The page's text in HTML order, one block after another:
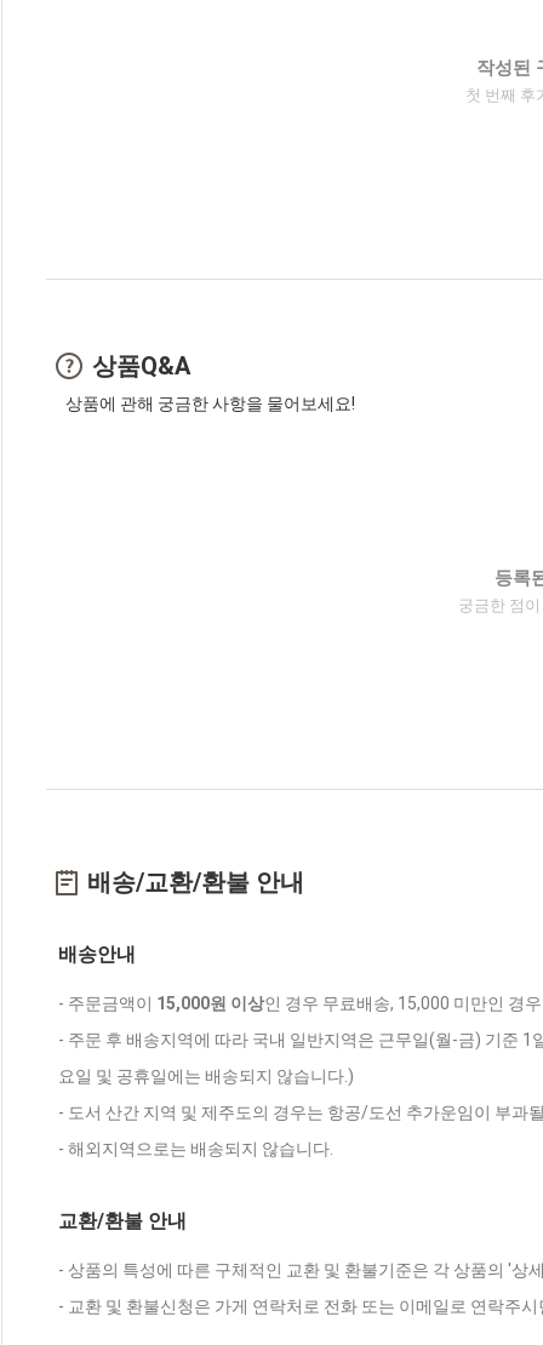
작성된
첫 번째 후
상품Q&A
상품에 관해 궁금한 사항을 물어보세요!
등록
궁금한 점
배송/교환/환불 안내
배송안내
- 주문금액이 15,000원 이상인 경우 무료배송, 15,000 미만인 경
- 주문 후 배송지역에 따라 국내 일반지역은 근무일(월-금) 기준
요일 및 공휴일에는 배송되지 않습니다.)
- 도서 산간 지역 및 제주도의 경우는 항공/도선 추가운임이 부과
- 해외지역으로는 배송되지 않습니다.
교환/환불 안내
- 상품의 특성에 따른 구체적인 교환 및 환불기준은 각 상품의 '상
- 교환 및 환불신청은 가게 연락처로 전화 또는 이메일로 연락주